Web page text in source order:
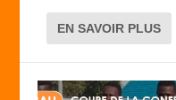
EN SAVOIR PLUS